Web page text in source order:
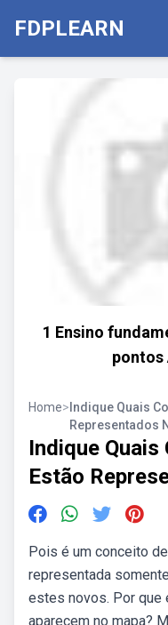
FDPLEARN
1 Ensino
pontos
Home> Indique Quais
Representados
Indique
Estão
Pois é um conceito
representada
estes novos. Por que
aparecem no mapa?